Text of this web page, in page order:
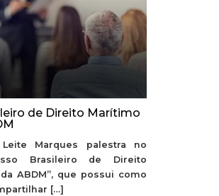
de Direito Marítimo
Marques palestra no
Brasileiro de Direito
ABDM”, que possui como
[…]